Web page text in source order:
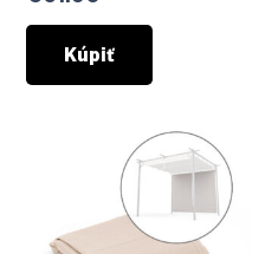
Kúpiť